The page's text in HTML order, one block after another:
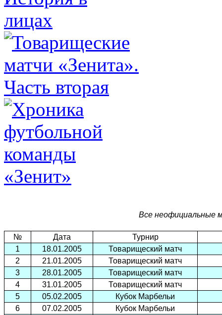
Все неофициальные
№ Дата
Турнир
1
18.01.2005
Товарищеский матч
2
21.01.2005
Товарищеский матч
3
28.01.2005
Товарищеский матч
4
31.01.2005
Товарищеский матч
5
05.02.2005
Кубок Марбельи
6
07.02.2005
Кубок Марбельи